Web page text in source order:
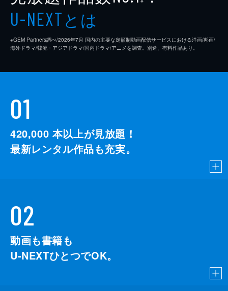
U-NEXTとは
※GEM Partners調べ/2026年7⽉ 国内の主要な定額制動画配信サービスにおける洋画/邦画/
海外ドラマ/韓流・アジアドラマ/国内ドラマ/アニメを調査。別途、有料作品あり。
01
420,000 本以上が見放題！
最新レンタル作品も充実。
02
動画も書籍も
U-NEXTひとつでOK。